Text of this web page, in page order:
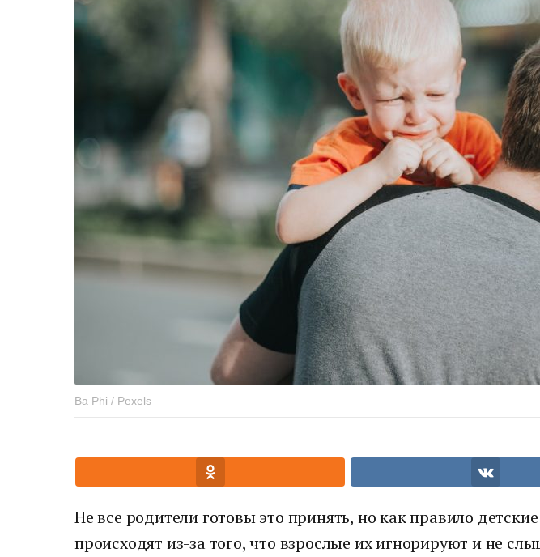
Ba Phi / Pexels
Не все родители готовы это принять, но как правило
происходят из-за того, что взрослые их игнорируют и не